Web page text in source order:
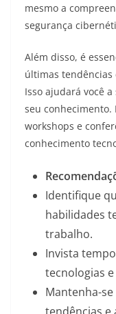
mesmo a
segurança
Além disso, é
últimas tendências
Isso ajudará você
seu
workshops e
conhecimento
Identifique
habilidades
trabalho.
Invista
tecnologias
Mantenha-